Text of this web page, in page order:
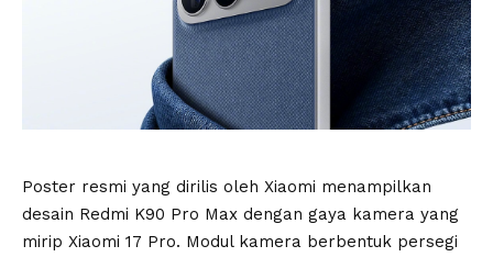
Poster resmi yang dirilis oleh Xiaomi menampilkan
desain Redmi K90 Pro Max dengan gaya kamera yang
mirip Xiaomi 17 Pro. Modul kamera berbentuk persegi